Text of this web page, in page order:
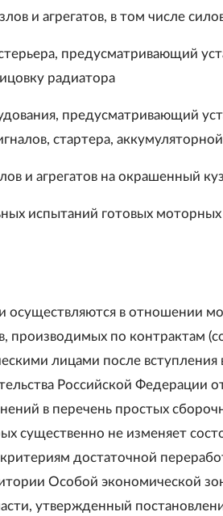
и агрегатов, в том числе
предусматривающий
радиатора
предусматривающий
стартера,
и агрегатов на окрашенный
испытаний готовых
осуществляются в отношении
производимых по контрактам
лицами после вступления
Российской Федерации
в перечень простых
существенно не изменяет
достаточной
Особой экономической
утвержденный